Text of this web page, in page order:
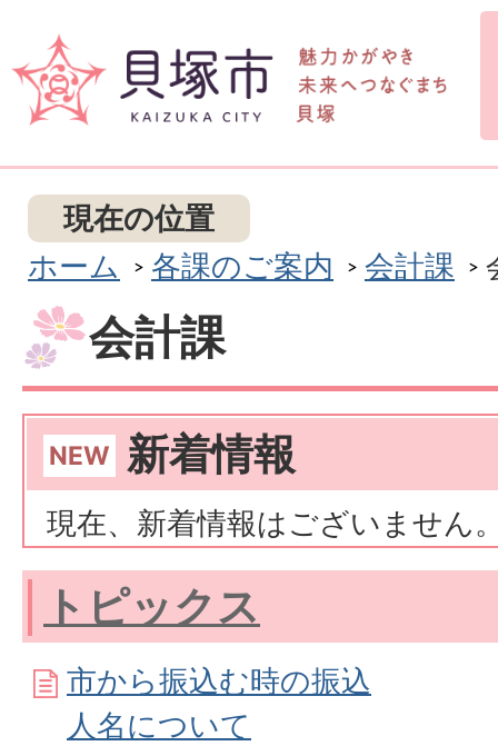
現在の位置
ホーム
各課のご案内 会計課
会計課
新着情報
現在、新着情報はございません
トピックス
市から振込む時の振込
人名について